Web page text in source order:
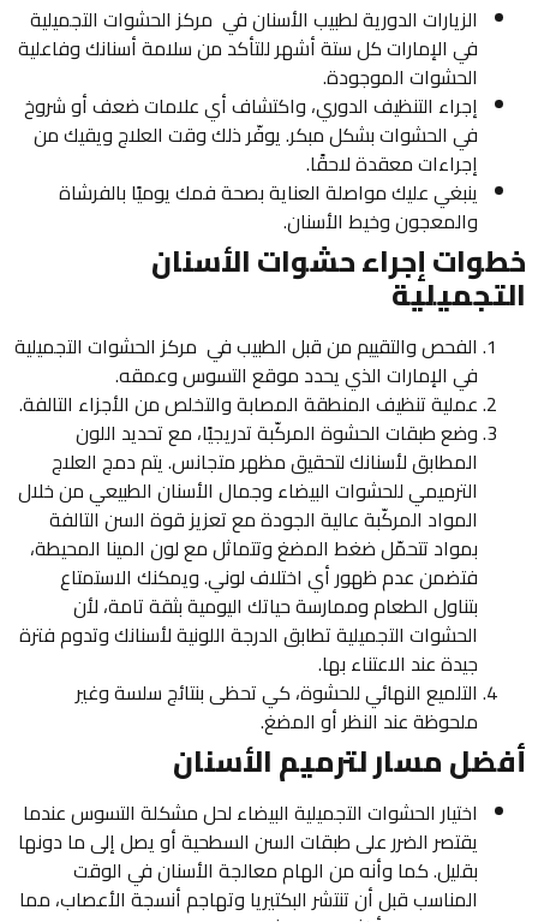
الزيارات الدورية لطبيب الأسنان في مركز الحشوات التجميلية
في الإمارات كل ستة أشهر للتأكد من سلامة أسنانك وفاعلية
الحشوات الموجودة.
إجراء التنظيف الدوري، واكتشاف أي علامات ضعف أو شروخ
في الحشوات بشكل مبكر. يوفّر ذلك وقت العلاج ويقيك من
إجراءات معقدة لاحقًا.
ينبغي عليك مواصلة العناية بصحة فمك يوميًا بالفرشاة
والمعجون وخيط الأسنان.
إجراء حشوات الأسنان
الفحص والتقييم من قبل الطبيب في مركز الحشوات التجميلية
في الإمارات الذي يحدد موقع التسوس وعمقه.
عملية تنظيف المنطقة المصابة والتخلص من الأجزاء التالفة.
وضع طبقات الحشوة المركّبة تدريجيًا، مع تحديد اللون
المطابق لأسنانك لتحقيق مظهر متجانس. يتم دمج العلاج
الترميمي للحشوات البيضاء وجمال الأسنان الطبيعي من خلال
المواد المركّبة عالية الجودة مع تعزيز قوة السن التالفة
بمواد تتحمّل ضغط المضغ وتتماثل مع لون المينا المحيطة،
فتضمن عدم ظهور أي اختلاف لوني. ويمكنك الاستمتاع
بتناول الطعام وممارسة حياتك اليومية بثقة تامة، لأن
الحشوات التجميلية تطابق الدرجة اللونية لأسنانك وتدوم فترة
جيدة عند الاعتناء بها.
التلميع النهائي للحشوة، كي تحظى بنتائج سلسة وغير
ملحوظة عند النظر أو المضغ.
مسار لترميم الأسنان
اختيار الحشوات التجميلية البيضاء لحل مشكلة التسوس عندما
يقتصر الضرر على طبقات السن السطحية أو يصل إلى ما دونها
بقليل. كما وأنه من الهام معالجة الأسنان في الوقت
المناسب قبل أن تنتشر البكتيريا وتهاجم أنسجة الأعصاب، مما